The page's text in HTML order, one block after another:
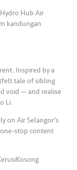
Hub Air
kandungan
Inspired by a
tale of sibling
void — and realise
Li.
on Air Selangor’s
stop content